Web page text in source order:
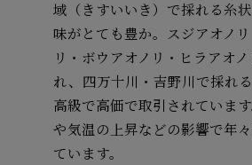
域（きすいいき）で採れる糸
味がとても豊か。スジアオノ
リ・ボウアオノリ・ヒラアオ
れ、四万十川・吉野川で採れ
高級で高価で取引されていま
や気温の上昇などの影響で年
ています。